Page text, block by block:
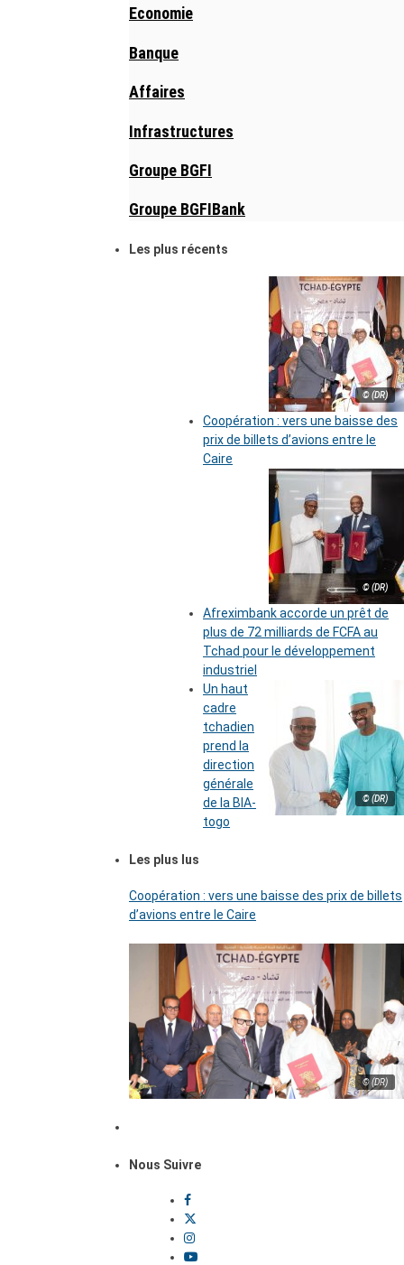
Economie
Banque
Affaires
Infrastructures
Groupe BGFI
Groupe BGFIBank
Les plus récents
© (DR)
Coopération : vers une baisse des
prix de billets d’avions entre le
Caire
© (DR)
Afreximbank accorde un prêt de
plus de 72 milliards de FCFA au
Tchad pour le développement
industriel
© (DR)
Un haut
cadre
tchadien
prend la
direction
générale
de la BIA-
togo
Les plus lus
Coopération : vers une baisse des prix de billets
d’avions entre le Caire
© (DR)
Nous Suivre